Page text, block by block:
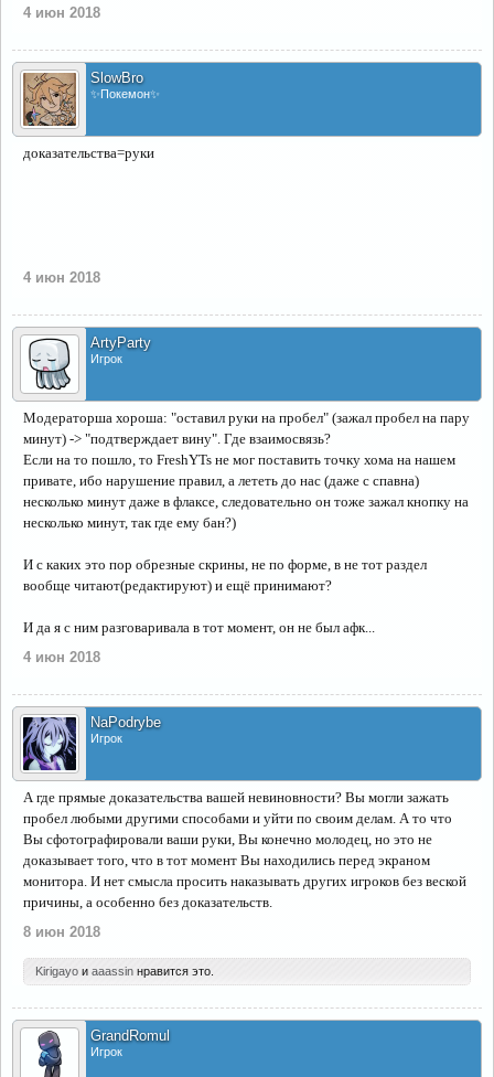
4 июн 2018
SlowBro
✨Покемон✨
доказательства=руки
4 июн 2018
ArtyParty
Игрок
Модераторша хороша: "оставил руки на пробел" (зажал пробел на пару
минут) -> "подтверждает вину". Где взаимосвязь?
Если на то пошло, то FreshYTs не мог поставить точку хома на нашем
привате, ибо нарушение правил, а лететь до нас (даже с спавна)
несколько минут даже в флаксе, следовательно он тоже зажал кнопку на
несколько минут, так где ему бан?)
И с каких это пор обрезные скрины, не по форме, в не тот раздел
вообще читают(редактируют) и ещё принимают?
И да я с ним разговаривала в тот момент, он не был афк...
4 июн 2018
NaPodrybe
Игрок
А где прямые доказательства вашей невиновности? Вы могли зажать
пробел любыми другими способами и уйти по своим делам. А то что
Вы сфотографировали ваши руки, Вы конечно молодец, но это не
доказывает того, что в тот момент Вы находились перед экраном
монитора. И нет смысла просить наказывать других игроков без веской
причины, а особенно без доказательств.
8 июн 2018
Kirigayo и aaassin нравится это.
GrandRomul
Игрок